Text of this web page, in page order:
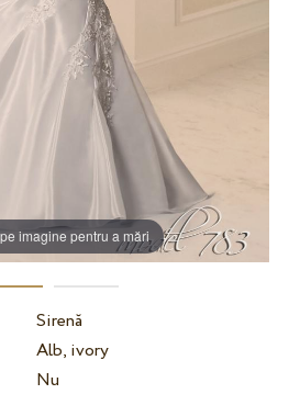
imagine pentru a mări
Sirenă
Alb, ivory
Nu